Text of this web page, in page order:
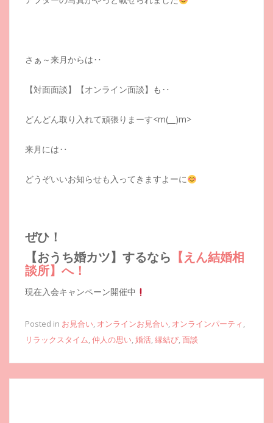
さぁ～来月からは‥
【対面面談】【オンライン面談】も‥
どんどん取り入れて頑張りまーす<m(__)m>
来月には‥
どうぞいいお知らせも入ってきますよーに
ぜひ！
【おうち婚カツ】するなら 【えん結婚相
談所】へ！
現在入会キャンペーン開催中
Posted in お見合い, オンラインお見合い, オンラインパーティ,
リラックスタイム,仲人の思い,婚活,縁結び,面談